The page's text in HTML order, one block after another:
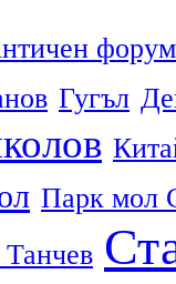
форум
Гугъл
Парк мол